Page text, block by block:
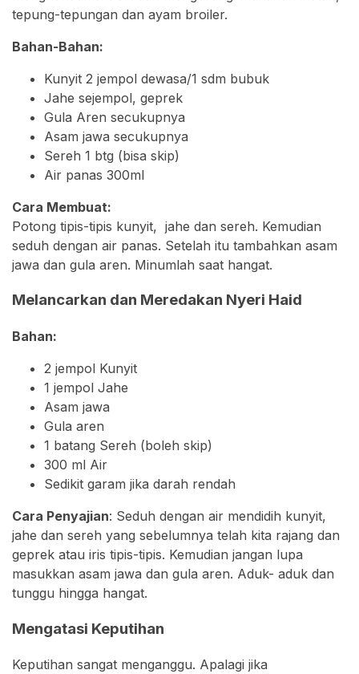
tepung-tepungan dan ayam broiler.
Bahan⁣-Bahan:
Kunyit 2 jempol dewasa/1 sdm bubuk⁣
Jahe sejempol, geprek⁣
Gula Aren secukupnya⁣
Asam jawa secukupnya⁣
Sereh 1 btg (bisa skip)⁣
Air panas 300ml⁣ ⁣
Cara Membuat⁣:
Potong tipis-tipis kunyit, jahe dan sereh. Kemudian
seduh dengan air panas. Setelah itu tambahkan asam
jawa dan gula aren. Minumlah saat hangat.⁣
Melancarkan dan Meredakan Nyeri Haid
Bahan:
2 jempol Kunyit
1 jempol Jahe
Asam jawa
Gula aren
1 batang Sereh (boleh skip)
300 ml Air
Sedikit garam jika darah rendah
Cara Penyajian: Seduh dengan air mendidih kunyit,
jahe dan sereh yang sebelumnya telah kita rajang dan
geprek atau iris tipis-tipis. Kemudian jangan lupa
masukkan asam jawa dan gula aren. Aduk- aduk dan
tunggu hingga hangat.
Mengatasi Keputihan
Keputihan sangat menganggu. Apalagi jika